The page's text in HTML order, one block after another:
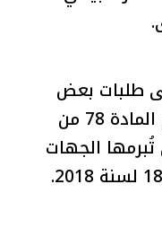
طلبات بعض
الجهات التعاقد وفقاً لأحكام المادة 78 من
الجهات